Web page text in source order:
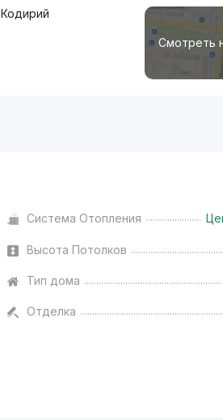
Смотреть
Система Отопления
Высота Потолков
Тип дома
Отделка